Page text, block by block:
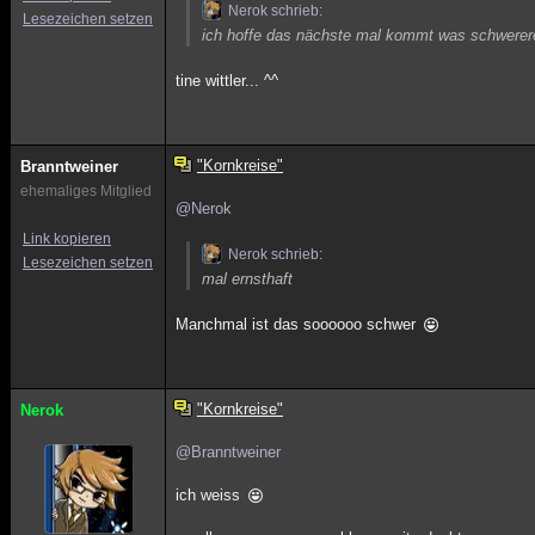
Lesezeichen setzen
Nerok schrieb:
ich hoffe das nächste mal kommt was
tine wittler... ^^
Branntweiner
ehemaliges Mitglied
Link kopieren
Lesezeichen setzen
"Kornkreise"
@Nerok
Nerok schrieb:
mal ernsthaft
Manchmal ist das soooooo schwer
Nerok "Kornkreise"
@Branntweiner
ich weiss